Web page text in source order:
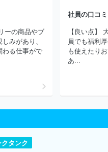
ーの商品やブ
みがあり、
わる仕事がで
社員の口コミ
【良い点】
員でも福利
も使えたり
あ...
タンク